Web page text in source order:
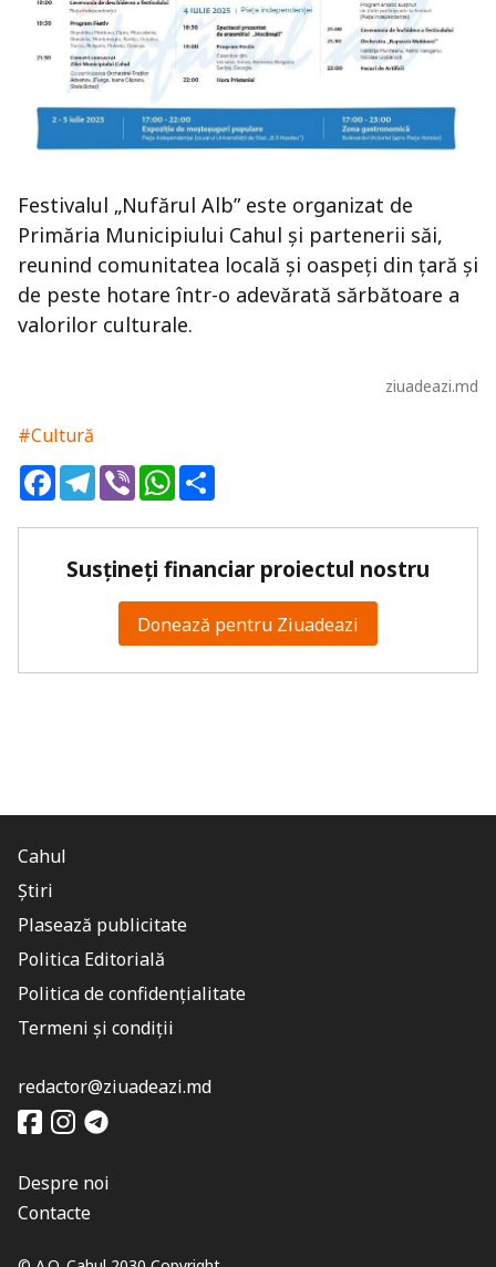
Festivalul „Nufărul Alb” este organizat de
Primăria Municipiului Cahul și partenerii săi,
reunind comunitatea locală și oaspeți din țară și
de peste hotare într-o adevărată sărbătoare a
valorilor culturale.
ziuadeazi.md
#Cultură
FacebookTelegram
ViberWhatsApp
Susțineți financiar proiectul nostru
Donează pentru Ziuadeazi
Cahul
Știri
Plasează publicitate
Politica Editorială
Politica de confidențialitate
Termeni și condiții
redactor@ziuadeazi.md
Despre noi
Contacte